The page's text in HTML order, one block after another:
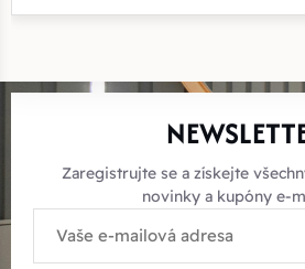
Zaregistrujte se a získejte
novinky a kupóny e-